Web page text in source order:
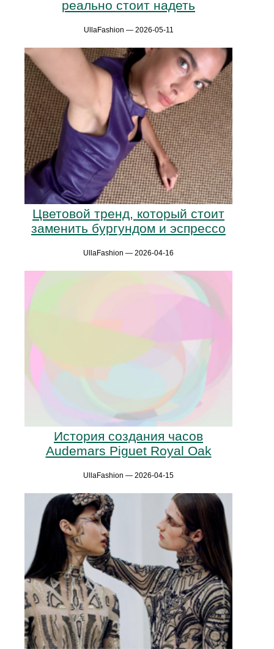
реально стоит надеть
UllaFashion — 2026-05-11
Цветовой тренд, который стоит
заменить бургундом и эспрессо
UllaFashion — 2026-04-16
История создания часов
Audemars Piguet Royal Oak
UllaFashion — 2026-04-15